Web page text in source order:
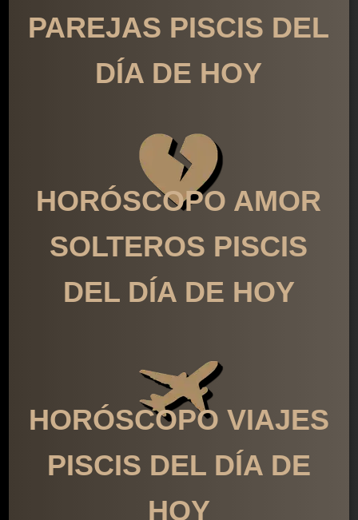
PAREJAS PISCIS DEL
DÍA DE HOY
HORÓSCOPO AMOR
SOLTEROS PISCIS
DEL DÍA DE HOY
HORÓSCOPO VIAJES
PISCIS DEL DÍA DE
HOY